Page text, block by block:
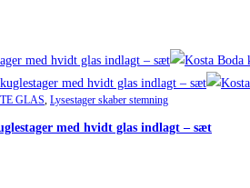
GLAS, Lysestager skaber stemning
med hvidt glas indlagt – sæt